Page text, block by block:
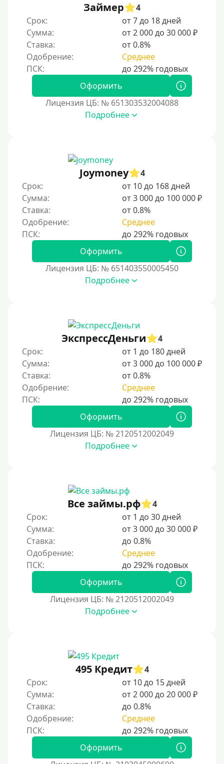
Без СНИЛСа
По паспорту
Без паспорта
По фото
Без подтверждения дохода
Без справок и поручителей
Под 1 %
С пролонгацией (продлением)
Под высокий процент
Без комиссии
В рассрочку
С ежемесячным платежом
Беспроцентный займ на первый раз
Без процентов на 30 дней
Под 0 %
Условия
С опцией досрочного погашения долга
Без страховок и комиссий
Со страховкой
Без электронной почты
С автоматическим одобрением
Без номера телефона
На телефон
Бесплатно и без обязательной подписки
Без звонков и проверок
Онлайн круглосуточно
На карту круглосуточно
Деньги в долг
В долг на карту
Срок
Займер
4
Срок:
от 7 до 18 дней
Сумма:
от 2 000 до 30 000 ₽
Ставка:
от 0.8%
Одобрение:
Среднее
Оформить
Лицензия ЦБ: № 651303532004088
Подробнее
Joymoney
4
Срок:
от 10 до 168 дней
Сумма:
от 3 000 до 100 000 ₽
Ставка:
от 0.8%
Одобрение:
Среднее
Оформить
Лицензия ЦБ: № 651403550005450
Подробнее
ЭкспрессДеньги
4
Срок:
от 1 до 180 дней
Сумма:
от 3 000 до 100 000 ₽
Ставка:
от 0.8%
Одобрение:
Среднее
Оформить
Лицензия ЦБ: № 2120512002049
Подробнее
Все займы.рф
4
Срок:
от 1 до 30 дней
Сумма:
от 3 000 до 30 000 ₽
Ставка:
до 0.8%
Одобрение:
Среднее
Оформить
Лицензия ЦБ: № 2120512002049
Подробнее
495 Кредит
4
Срок:
от 10 до 15 дней
Сумма:
от 2 000 до 20 000 ₽
Ставка:
до 0.8%
Одобрение:
Среднее
Оформить